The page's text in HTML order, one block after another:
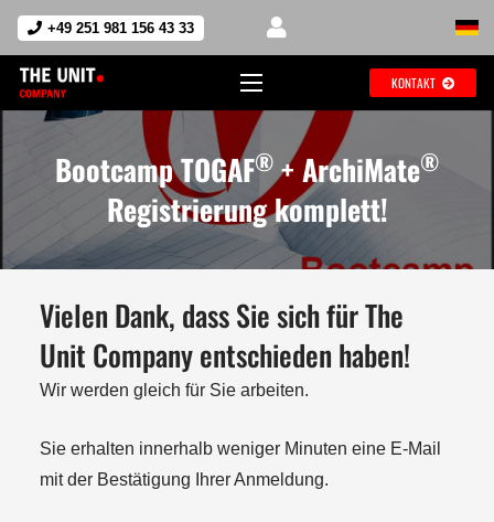
+49 251 981 156 43 33
KONTAKT
Bootcamp TOGAF®+ ArchiMate®
Registrierung komplett!
Vielen Dank, dass Sie sich für The
Unit Company entschieden haben!
Wir werden gleich für Sie arbeiten.
Sie erhalten innerhalb weniger Minuten eine E-Mail
mit der Bestätigung Ihrer Anmeldung.